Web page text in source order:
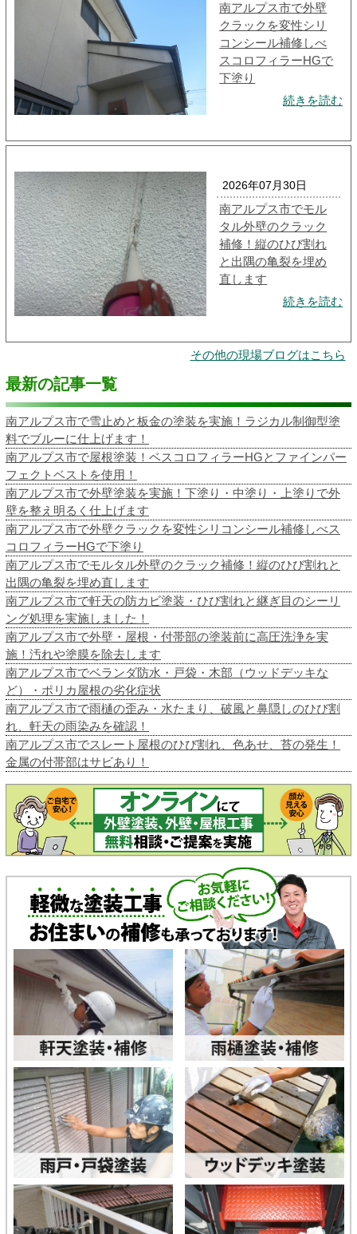
南アルプス市で外壁
クラックを変性シリ
コンシール補修しべ
スコロフィラーHGで
下塗り
続きを読む
2026年07月30日
南アルプス市でモル
タル外壁のクラック
補修！縦のひび割れ
と出隅の亀裂を埋め
直します
続きを読む
その他の現場ブログはこちら
最新の記事一覧
南アルプス市で雪止めと板金の塗装を実施！ラジカル制御型塗
料でブルーに仕上げます！
南アルプス市で屋根塗装！ベスコロフィラーHGとファインパー
フェクトベストを使用！
南アルプス市で外壁塗装を実施！下塗り・中塗り・上塗りで外
壁を整え明るく仕上げます
南アルプス市で外壁クラックを変性シリコンシール補修しべス
コロフィラーHGで下塗り
南アルプス市でモルタル外壁のクラック補修！縦のひび割れと
出隅の亀裂を埋め直します
南アルプス市で軒天の防カビ塗装・ひび割れと継ぎ目のシーリ
ング処理を実施しました！
南アルプス市で外壁・屋根・付帯部の塗装前に高圧洗浄を実
施！汚れや塗膜を除去します
南アルプス市でベランダ防水・戸袋・木部（ウッドデッキな
ど）・ポリカ屋根の劣化症状
南アルプス市で雨樋の歪み・水たまり、破風と鼻隠しのひび割
れ、軒天の雨染みを確認！
南アルプス市でスレート屋根のひび割れ、色あせ、苔の発生！
金属の付帯部はサビあり！